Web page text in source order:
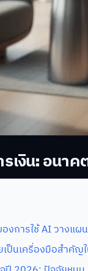
เงิน: อนา
การใช้ AI วางแผ
เป็นเครื่องมือสำคั